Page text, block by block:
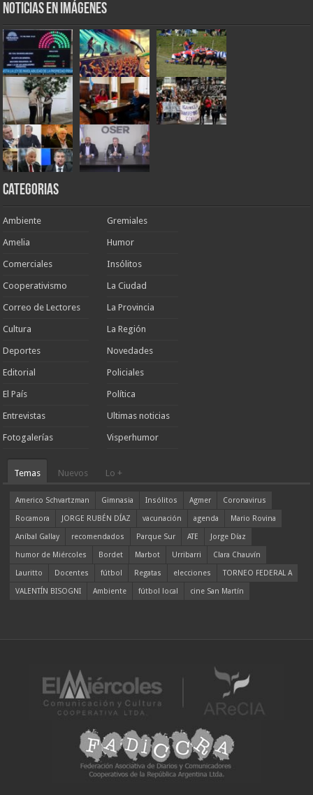
Noticias en Imágenes
Categorias
Ambiente
Amelia
Comerciales
Cooperativismo
Correo de Lectores
Cultura
Deportes
Editorial
El País
Entrevistas
Fotogalerías
Gremiales
Humor
Insólitos
La Ciudad
La Provincia
La Región
Novedades
Policiales
Política
Ultimas noticias
Visperhumor
Temas Nuevos Lo +
Americo Schvartzman Gimnasia Insólitos Agmer
Coronavirus
Rocamora
JORGE RUBÉN DÍAZ vacunación agenda
Mario Rovina
Aníbal Gallay
recomendados Parque Sur ATE
Jorge Díaz
humor de Miércoles
Bordet Marbot Urribarri
Clara Chauvín
Lauritto
Docentes fútbol Regatas elecciones
TORNEO FEDERAL A
VALENTÍN BISOGNI
Ambiente fútbol local cine San Martín